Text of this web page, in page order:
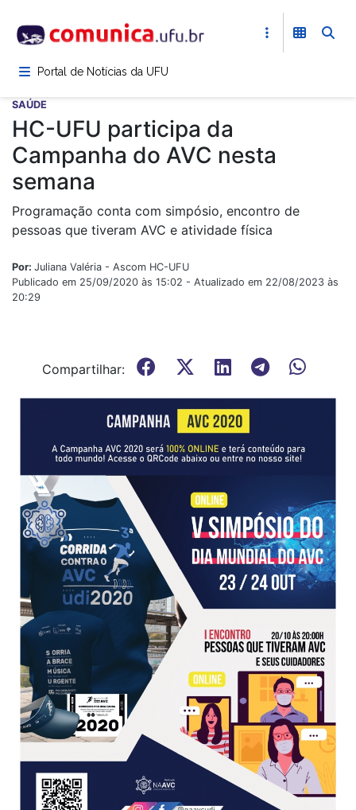
para
conteúdoPortal de Notícias da UFU
SAÚDE
HC-UFU participa da
Campanha do AVC nesta
semana
Programação conta com simpósio, encontro de
pessoas que tiveram AVC e atividade física
Por: Juliana Valéria - Ascom HC-UFU
Publicado em 25/09/2020 às 15:02 - Atualizado em 22/08/2023 às
20:29
Compartilhar: